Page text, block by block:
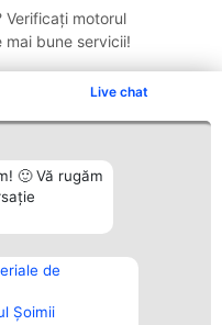
Live chat
🙂 Vă rugăm
de
Șoimii
Verificați motorul
mai bune servicii!
Contact